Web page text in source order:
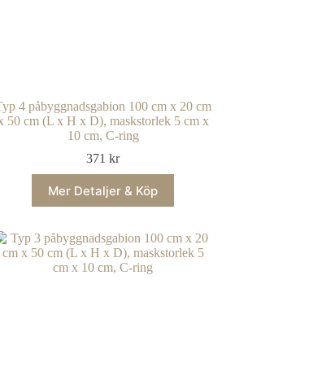
4 påbyggnadsgabion 100 cm x 20 cm
50 cm (L x H x D), maskstorlek 5 cm x
10 cm, C-ring
371kr
Mer Detaljer & Köp